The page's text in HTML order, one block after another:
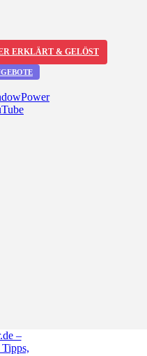
ERKLÄRT & GELÖST